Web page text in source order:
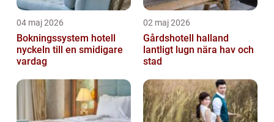
04 maj 2026
Bokningssystem hotell
nyckeln till en smidigare
vardag
02 maj 2026
Gårdshotell halland
lantligt lugn nära hav och
stad